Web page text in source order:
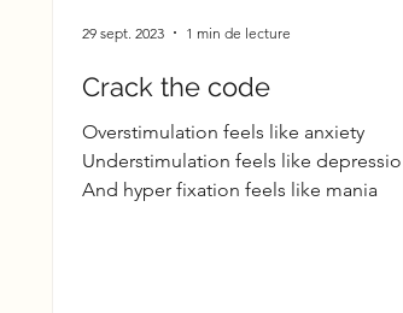
Crack the code
Overstimulation feels like anxiety
Understimulation feels like depression
And hyper fixation feels like mania
29 sept. 2023 1 min de lecture